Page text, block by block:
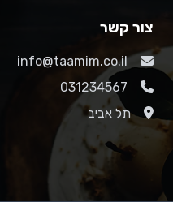
צור קשר
info@taamim.co.il
031234567
תל אביב